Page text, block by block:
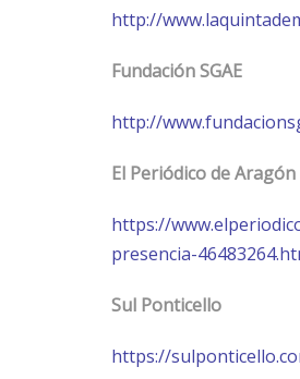
http://
Fundación SGAE
http://
El Periódico de Aragón
https://
presencia-
Sul Ponticello
https://